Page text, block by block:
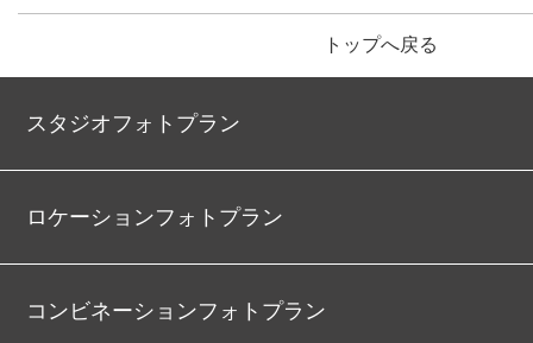
トップへ戻る
スタジオフォトプラン
ロケーションフォトプラン
コンビネーションフォトプラン